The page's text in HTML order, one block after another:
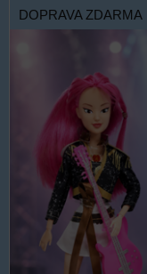
DOPRAVA ZDARMA